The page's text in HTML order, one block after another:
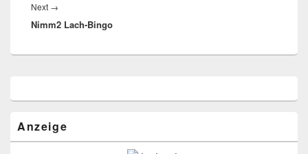
Next →
post:
Nimm2 Lach-Bingo
Widget-
Anzeige